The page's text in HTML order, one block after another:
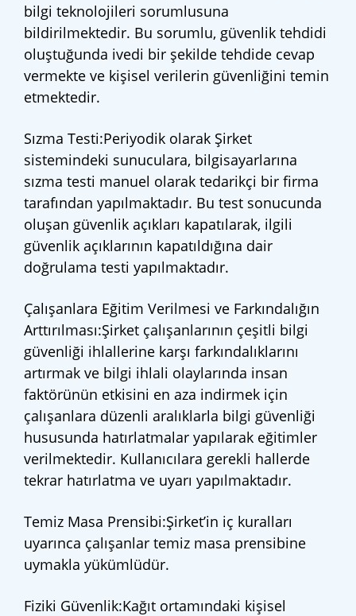
bilgi teknolojileri sorumlusuna
bildirilmektedir. Bu sorumlu, güvenlik tehdidi
oluştuğunda ivedi bir şekilde tehdide cevap
vermekte ve kişisel verilerin güvenliğini temin
etmektedir.
Sızma Testi:Periyodik olarak Şirket
sistemindeki sunuculara, bilgisayarlarına
sızma testi manuel olarak tedarikçi bir firma
tarafından yapılmaktadır. Bu test sonucunda
oluşan güvenlik açıkları kapatılarak, ilgili
güvenlik açıklarının kapatıldığına dair
doğrulama testi yapılmaktadır.
Çalışanlara Eğitim Verilmesi ve Farkındalığın
Arttırılması:Şirket çalışanlarının çeşitli bilgi
güvenliği ihlallerine karşı farkındalıklarını
artırmak ve bilgi ihlali olaylarında insan
faktörünün etkisini en aza indirmek için
çalışanlara düzenli aralıklarla bilgi güvenliği
hususunda hatırlatmalar yapılarak eğitimler
verilmektedir. Kullanıcılara gerekli hallerde
tekrar hatırlatma ve uyarı yapılmaktadır.
Temiz Masa Prensibi:Şirket’in iç kuralları
uyarınca çalışanlar temiz masa prensibine
uymakla yükümlüdür.
Fiziki Güvenlik:Kağıt ortamındaki kişisel